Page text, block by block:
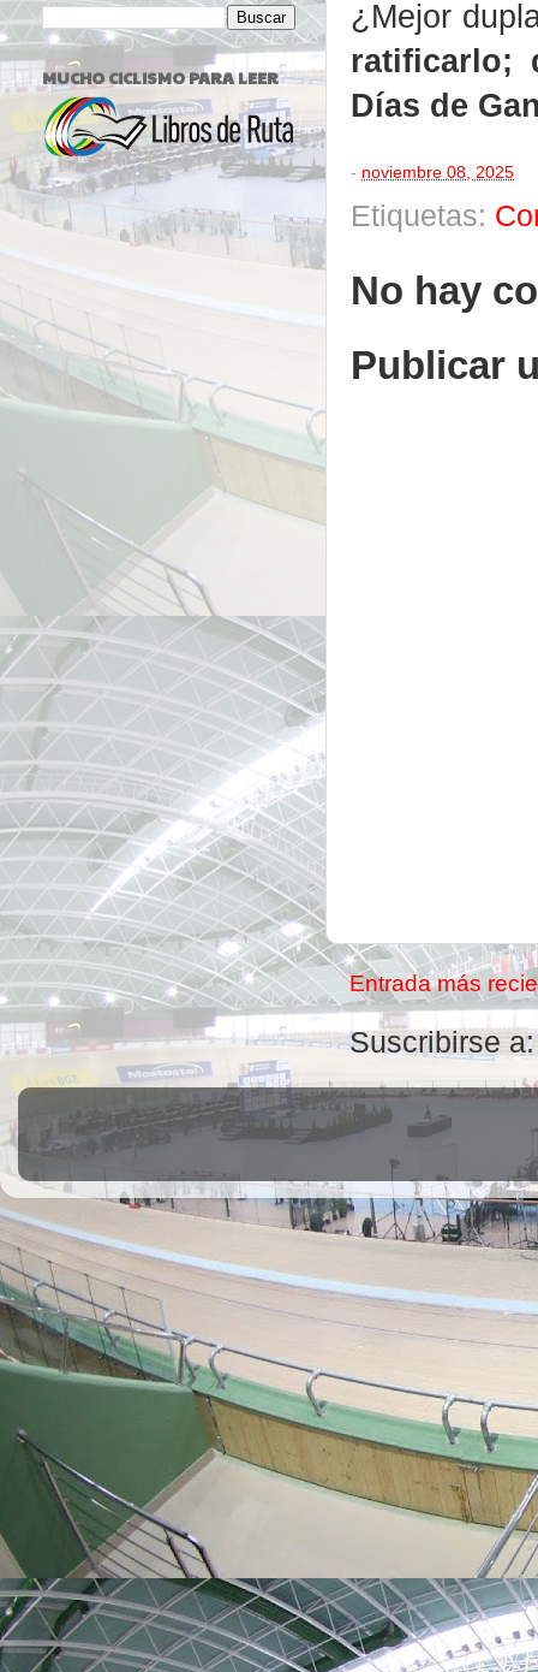
¿Mejor
ratificarlo;
Días de
- noviembre 08, 2025
Etiquetas:
No hay
Publicar
Entrada más
Suscribirse
MUCHO CICLISMO PARA LEER